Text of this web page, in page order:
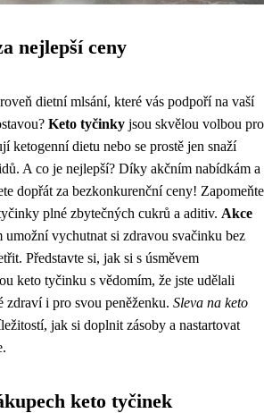
nejlepší ceny
dietní mlsání, které vás podpoří na vaší
Keto tyčinky jsou skvělou volbou pro
ketogenní dietu nebo se prostě jen snaží
A co je nejlepší? Díky akčním nabídkám a
dopřát za bezkonkurenční ceny! Zapomeňte
plné zbytečných cukrů a aditiv. Akce
umožní vychutnat si zdravou svačinku bez
Představte si, jak si s úsměvem
keto tyčinku s vědomím, že jste udělali
zdraví i pro svou peněženku. Sleva na keto
jak si doplnit zásoby a nastartovat
keto tyčinek